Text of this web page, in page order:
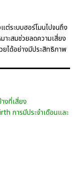
ต่ระบบฮอร์โมนไปจนถึง
าะสมช่วยลดความเสี่ยง
ได้อย่างมีประสิทธิภาพ
งที่เสี่ยง
การมีประจำเดือนและ